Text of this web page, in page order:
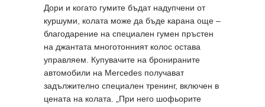
Дори и когато гумите бъдат надупчени от
куршуми, колата може да бъде карана още –
благодарение на специален гумен пръстен
на джантата многотонният колос остава
управляем. Купувачите на бронираните
автомобили на Mercedes получават
задължително специален тренинг, включен в
цената на колата. „При него шофьорите